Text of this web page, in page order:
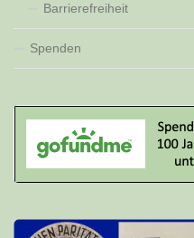
Barrierefreiheit
Spenden